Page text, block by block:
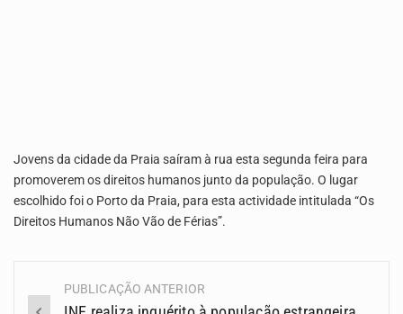
Jovens da cidade da Praia saíram à rua esta segunda feira para
promoverem os direitos humanos junto da população. O lugar
escolhido foi o Porto da Praia, para esta actividade intitulada “Os
Direitos Humanos Não Vão de Férias”.
Navegação
PUBLICAÇÃO ANTERIOR